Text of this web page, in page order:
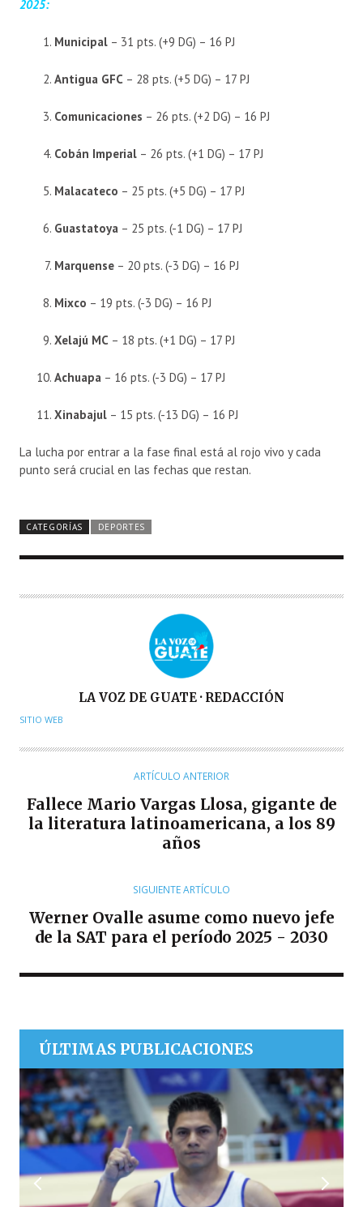
2025:
Municipal – 31 pts. (+9 DG) – 16 PJ
Antigua GFC – 28 pts. (+5 DG) – 17 PJ
Comunicaciones – 26 pts. (+2 DG) – 16 PJ
Cobán Imperial – 26 pts. (+1 DG) – 17 PJ
Malacateco – 25 pts. (+5 DG) – 17 PJ
Guastatoya – 25 pts. (-1 DG) – 17 PJ
Marquense – 20 pts. (-3 DG) – 16 PJ
Mixco – 19 pts. (-3 DG) – 16 PJ
Xelajú MC – 18 pts. (+1 DG) – 17 PJ
Achuapa – 16 pts. (-3 DG) – 17 PJ
Xinabajul – 15 pts. (-13 DG) – 16 PJ
La lucha por entrar a la fase final está al rojo vivo y cada
punto será crucial en las fechas que restan.
CATEGORÍAS DEPORTES
U
O
LA VOZ DE GUATE · REDACCIÓN
SITIO WEB
ARTÍCULO ANTERIOR
Fallece Mario Vargas Llosa, gigante de
la literatura latinoamericana, a los 89
años
SIGUIENTE ARTÍCULO
Werner Ovalle asume como nuevo jefe
de la SAT para el período 2025 - 2030
ÚLTIMAS PUBLICACIONES